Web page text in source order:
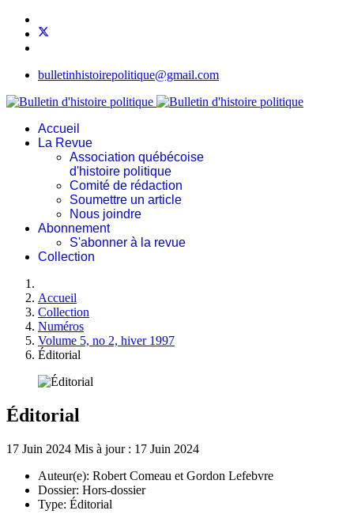
bulletinhistoirepolitique@gmail.com
Accueil
La Revue
Association québécoise
d'histoire politique
Comité de rédaction
Soumettre un article
Nous joindre
Abonnement
S'abonner à la revue
Collection
Accueil
Collection
Numéros
Volume 5, no 2, hiver 1997
Éditorial
Éditorial
17 Juin 2024 Mis à jour : 17 Juin 2024
Auteur(e): Robert Comeau et Gordon Lefebvre
Dossier: Hors-dossier
Type: Éditorial